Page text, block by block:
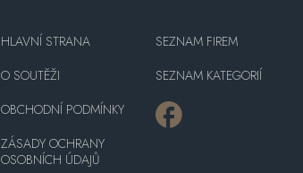
HLAVNÍ STRANA
O SOUTĚŽI
OBCHODNÍ PODMÍNKY
ZÁSADY OCHRANY
OSOBNÍCH ÚDAJŮ
SEZNAM FIREM
SEZNAM KATEGORIÍ